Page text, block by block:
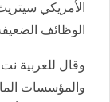
الأمريكي
الوظائف
وقال للعربية
والمؤسسات